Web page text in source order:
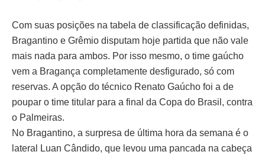
Com suas posições na tabela de classificação definidas,
Bragantino e Grêmio disputam hoje partida que não vale
mais nada para ambos. Por isso mesmo, o time gaúcho
vem a Bragança completamente desfigurado, só com
reservas. A opção do técnico Renato Gaúcho foi a de
poupar o time titular para a final da Copa do Brasil, contra
o Palmeiras.
No Bragantino, a surpresa de última hora da semana é o
lateral Luan Cândido, que levou uma pancada na cabeça